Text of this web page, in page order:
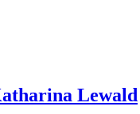
Lewald